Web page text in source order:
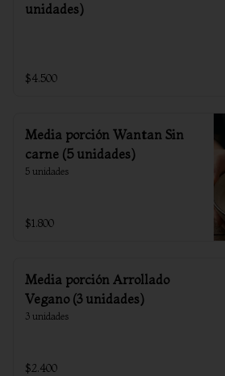
unidades)
$4.500
Media porción Wantan Sin
carne (5 unidades)
5 unidades
$1.800
Media porción Arrollado
Vegano (3 unidades)
3 unidades
$2.400